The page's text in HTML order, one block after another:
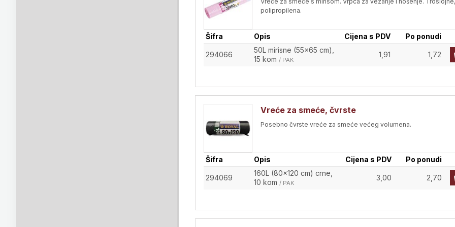
polipropilena.
Šifra Opis Cijena s PDV Po ponudi
294066
50L mirisne (55x65 cm),
15 kom / PAK
1,91 1,72
Vreće za smeće, čvrste
Posebno čvrste vreće za smeće većeg volumena.
Šifra Opis Cijena s PDV Po ponudi
294069
160L (80x120 cm) crne,
10 kom / PAK
3,00 2,70